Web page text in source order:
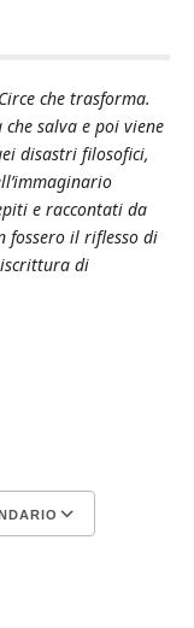
che trasforma.
salva e poi viene
disastri filosofici,
e raccontati da
fossero il riflesso di
di